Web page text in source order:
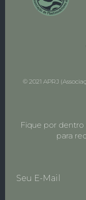
© 2021 APRJ
Fique por dentro
para
Seu E-Mail